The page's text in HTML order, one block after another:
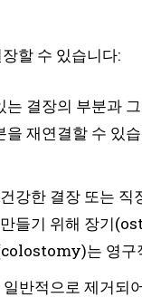
할 수 있습니다:
결장의 부분과
재연결할 수 있
건강한 결장 또는 직
들기 위해 장기
는 영구
반적으로 제거되